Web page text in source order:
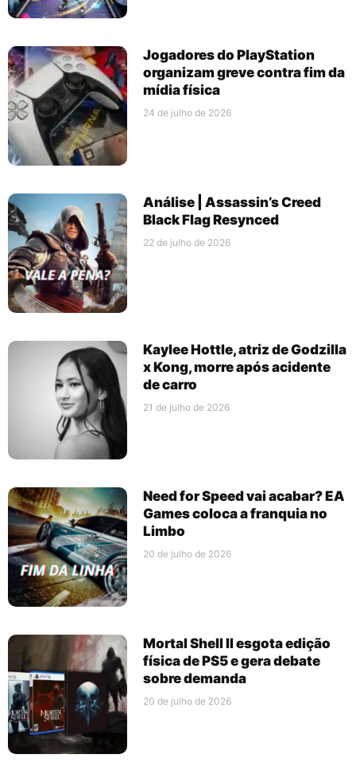
Jogadores do PlayStation
organizam greve contra fim da
mídia física
24 de julho de 2026
Análise | Assassin’s Creed
Black Flag Resynced
22 de julho de 2026
Kaylee Hottle, atriz de Godzilla
x Kong, morre após acidente
de carro
21 de julho de 2026
Need for Speed vai acabar? EA
Games coloca a franquia no
Limbo
20 de julho de 2026
Mortal Shell II esgota edição
física de PS5 e gera debate
sobre demanda
20 de julho de 2026